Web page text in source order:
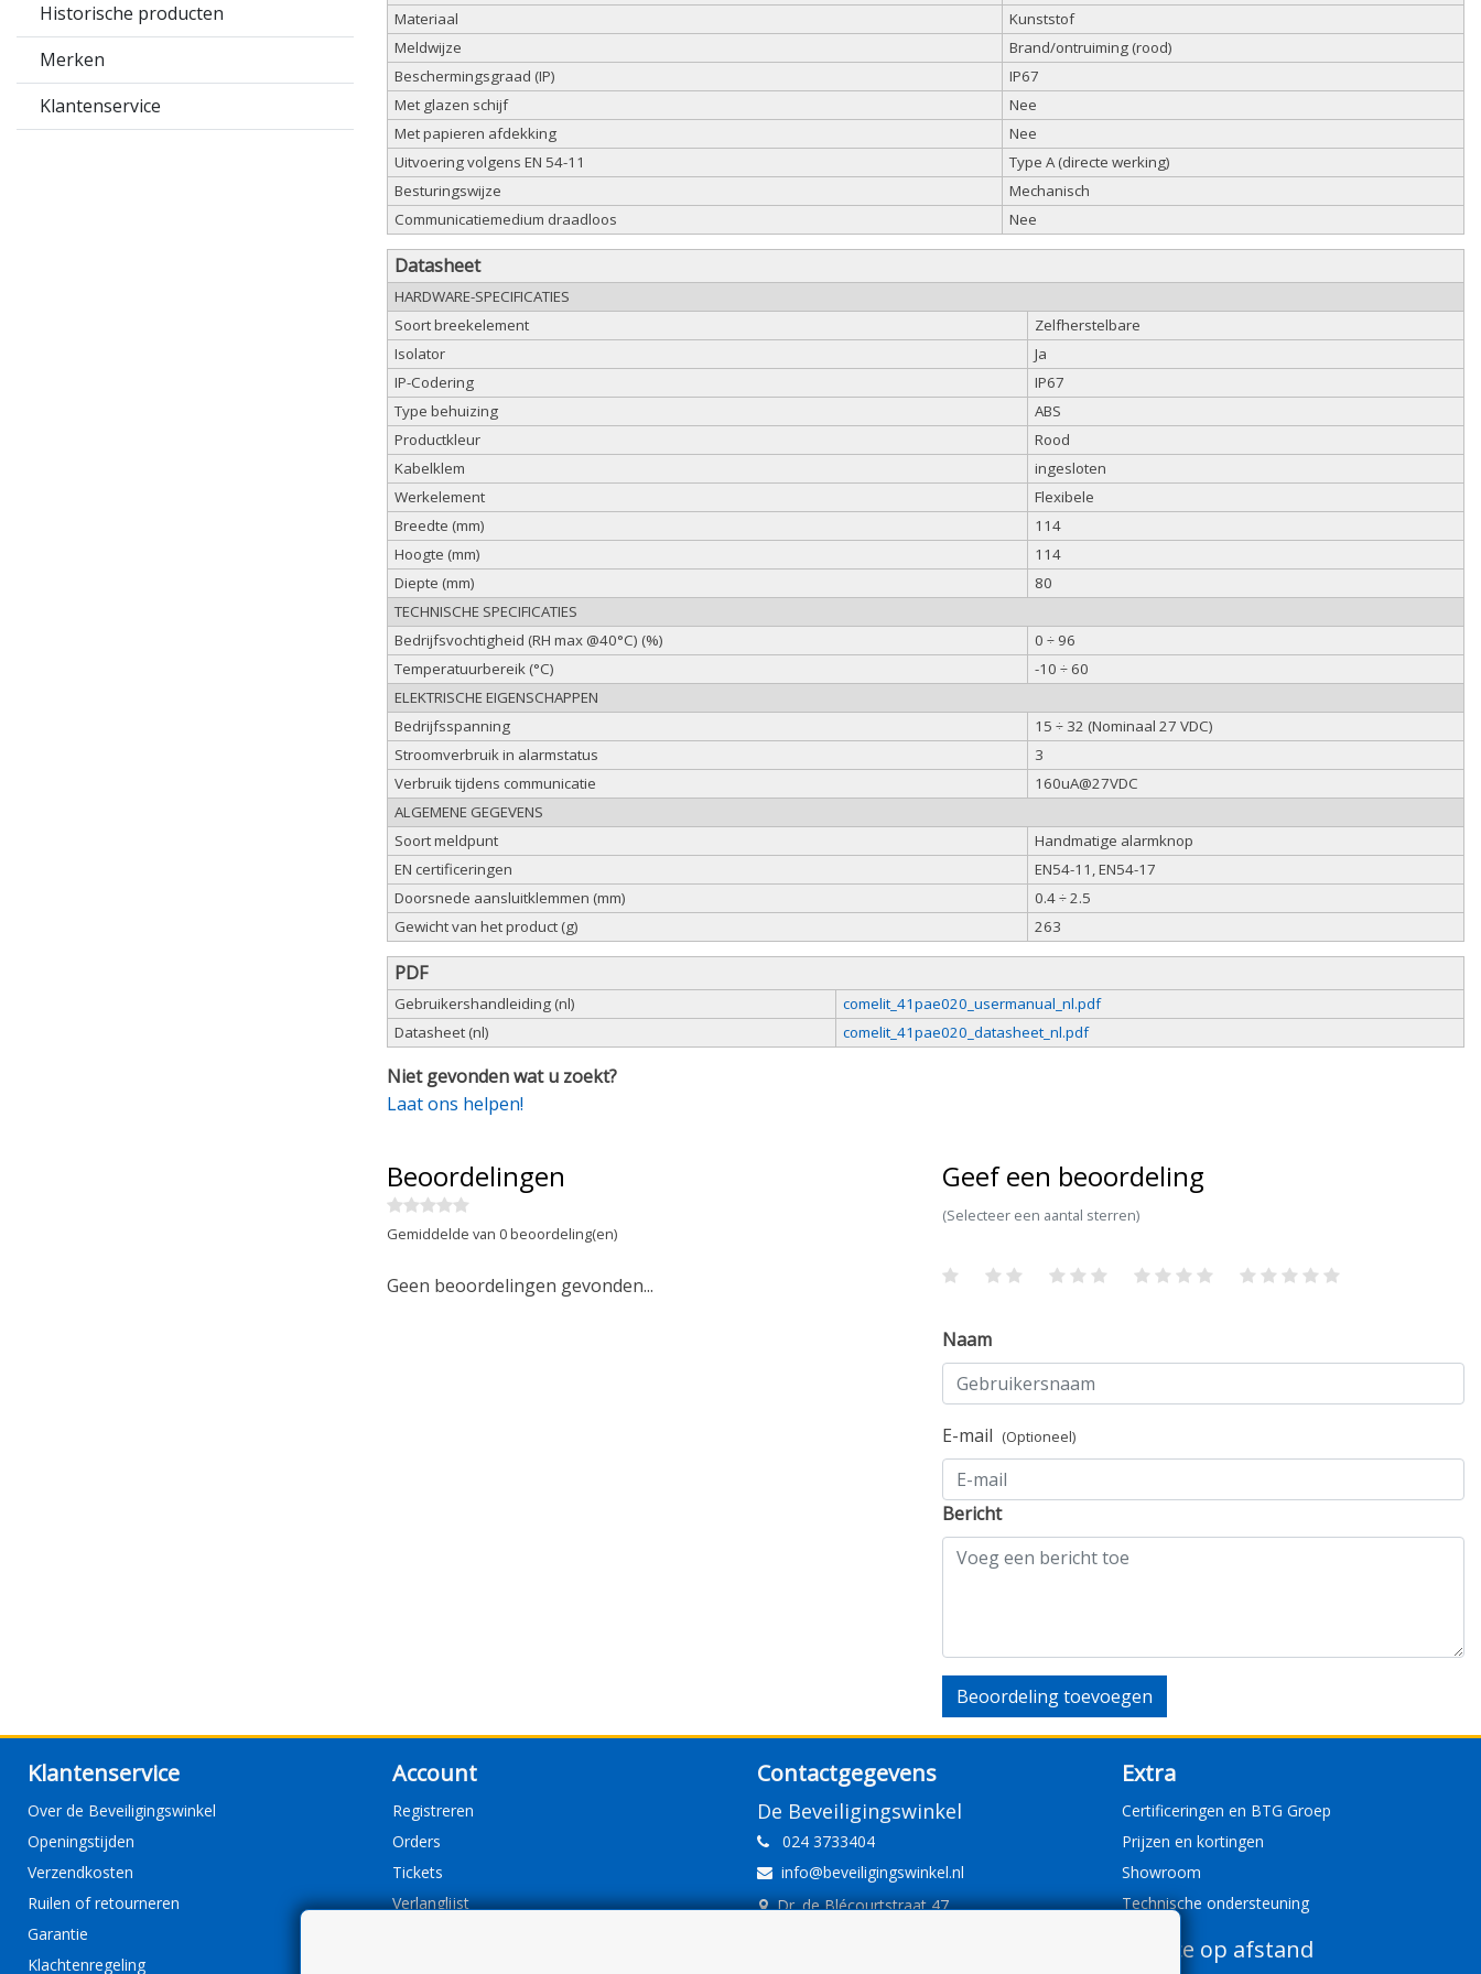
Historische producten
Merken
Klantenservice
Materiaal
Kunststof
Meldwijze
Brand/ontruiming (rood)
Beschermingsgraad (IP)
IP67
Met glazen schijf
Nee
Met papieren afdekking
Nee
Uitvoering volgens EN 54-11
Type A (directe werking)
Besturingswijze
Mechanisch
Communicatiemedium draadloos
Nee
Datasheet
HARDWARE-SPECIFICATIES
Soort breekelement
Zelfherstelbare
Isolator
Ja
IP-Codering
IP67
Type behuizing
ABS
Productkleur
Rood
Kabelklem
ingesloten
Werkelement
Flexibele
Breedte (mm)
114
Hoogte (mm)
114
Diepte (mm)
80
TECHNISCHE SPECIFICATIES
Bedrijfsvochtigheid (RH max @40°C) (%)
0 ÷ 96
Temperatuurbereik (°C)
-10 ÷ 60
ELEKTRISCHE EIGENSCHAPPEN
Bedrijfsspanning
15 ÷ 32 (Nominaal 27 VDC)
Stroomverbruik in alarmstatus
3
Verbruik tijdens communicatie
160uA@27VDC
ALGEMENE GEGEVENS
Soort meldpunt
Handmatige alarmknop
EN certificeringen
EN54-11, EN54-17
Doorsnede aansluitklemmen (mm)
0.4 ÷ 2.5
Gewicht van het product (g)
263
PDF
Gebruikershandleiding (nl)
comelit_41pae020_usermanual_nl.pdf
Datasheet (nl)
comelit_41pae020_datasheet_nl.pdf
Niet gevonden wat u zoekt?
Laat ons helpen!
Beoordelingen
Gemiddelde van 0 beoordeling(en)
Geen beoordelingen gevonden...
Geef een beoordeling
(Selecteer een aantal sterren)
Naam
E-mail (Optioneel)
Bericht
Beoordeling toevoegen
Klantenservice
Over de Beveiligingswinkel
Openingstijden
Verzendkosten
Ruilen of retourneren
Garantie
Klachtenregeling
Account
Registreren
Orders
Tickets
Verlanglijst
Contactgegevens
De Beveiligingswinkel
024 3733404
info@beveiligingswinkel.nl
Dr. de Blécourtstraat 47
Extra
Certificeringen en BTG Groep
Prijzen en kortingen
Showroom
Technische ondersteuning
Service op afstand